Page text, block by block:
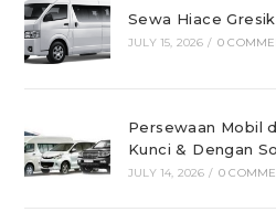
Sewa Hiace
JULY 15, 2026 / 0
Persewaan Mobil
Kunci & Dengan
JULY 14, 2026 / 0